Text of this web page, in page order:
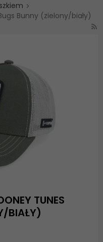
Bunny (zielony/biały)
TUNES
BIAŁY)